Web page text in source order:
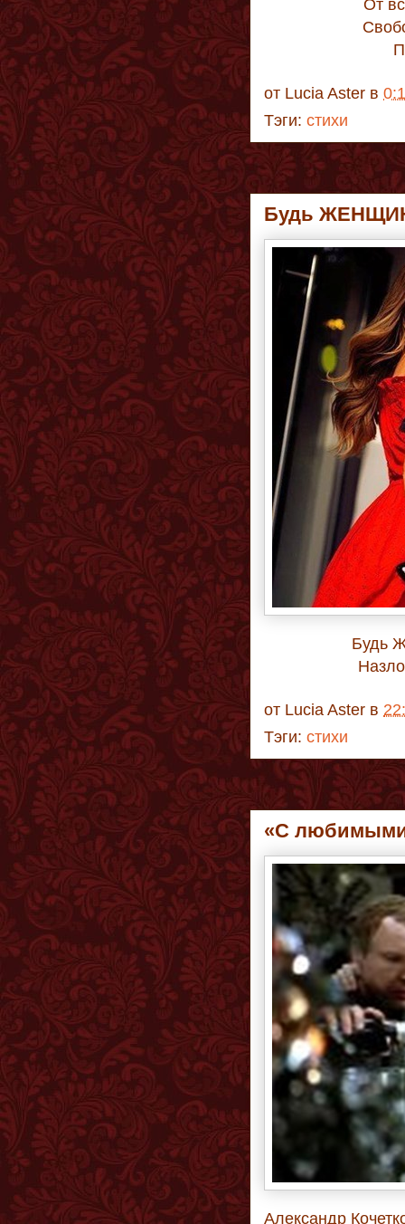
От
от Lucia Aster в
Тэги: стихи
Будь
Будь
от Lucia Aster в
Тэги: стихи
«С любимыми
Александр